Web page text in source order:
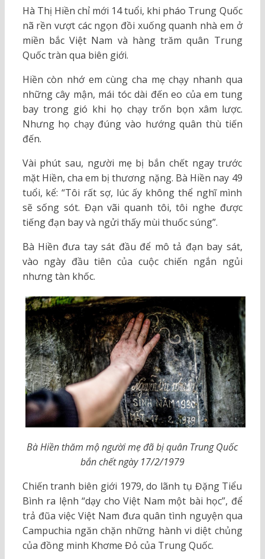
Hà Thị Hiền chỉ mới 14 tuổi, khi pháo Trung Quốc
nã rền vượt các ngọn đồi xuống quanh nhà em ở
miền bắc Việt Nam và hàng trăm quân Trung
Quốc tràn qua biên giới.
Hiền còn nhớ em cùng cha mẹ chạy nhanh qua
những cây mận, mái tóc dài đến eo của em tung
bay trong gió khi họ chạy trốn bọn xâm lược.
Nhưng họ chạy đúng vào hướng quân thù tiến
đến.
Vài phút sau, người mẹ bị bắn chết ngay trước
mặt Hiền, cha em bị thương nặng. Bà Hiền nay 49
tuổi, kể: “Tôi rất sợ, lúc ấy không thể nghĩ mình
sẽ sống sót. Đạn vãi quanh tôi, tôi nghe được
tiếng đạn bay và ngửi thấy mùi thuốc súng”.
Bà Hiền đưa tay sát đầu để mô tả đạn bay sát,
vào ngày đầu tiên của cuộc chiến ngắn ngủi
nhưng tàn khốc.
Bà Hiền thăm mộ người mẹ đã bị quân Trung Quốc
bắn chết ngày 17/2/1979
Chiến tranh biên giới 1979, do lãnh tụ Đặng Tiểu
Bình ra lệnh “dạy cho Việt Nam một bài học”, để
trả đũa việc Việt Nam đưa quân tình nguyện qua
Campuchia ngăn chặn những hành vi diệt chủng
của đồng minh Khơme Đỏ của Trung Quốc.